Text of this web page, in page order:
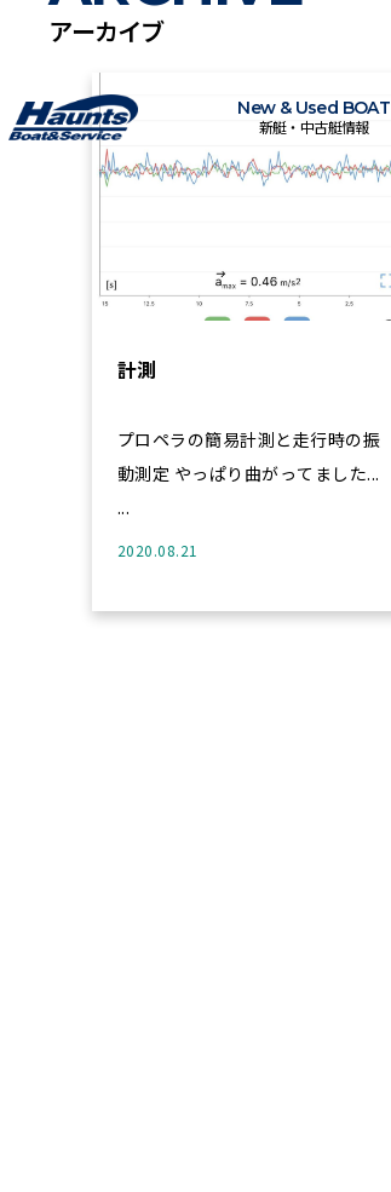
New & Used BOAT
新艇・中古艇情報
アーカイブ
計測
プロペラの簡易計測と走行時の振
動測定 やっぱり曲がってました...
...
2020.08.21